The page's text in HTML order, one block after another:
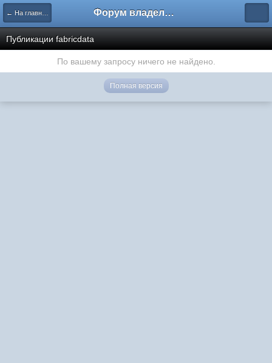
← На главную Форум владельцев интернет-магазинов
Публикации fabricdata
По вашему запросу ничего не найдено.
Полная версия